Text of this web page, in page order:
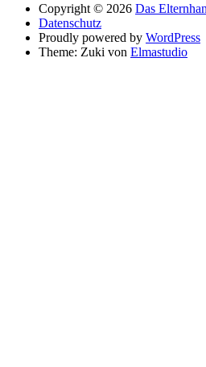
Copyright © 2026 Das
Datenschutz
Proudly powered by WordPress
Theme: Zuki von Elmastudio